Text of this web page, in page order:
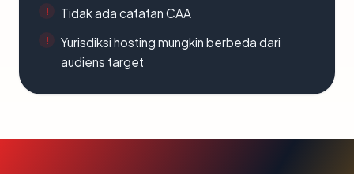
Tidak ada catatan CAA
Yurisdiksi hosting mungkin berbeda dari
audiens target